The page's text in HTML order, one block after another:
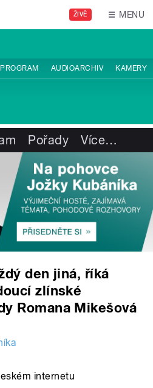
ŽIVĚ MENU
PROGRAM AUDIOARCHIV KAMERY
Pořady Více…
den jiná, říká
zlínské
Romana Mikešová
internetu